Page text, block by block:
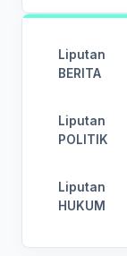
Liputan
BERITA
Liputan
POLITIK
Liputan
HUKUM